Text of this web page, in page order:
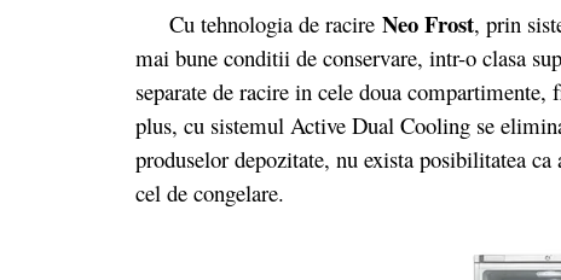
Cu tehnologia de racire Neo Frost, prin
mai bune conditii de conservare, intr-o clasa
separate de racire in cele doua
plus, cu sistemul Active Dual Cooling se
produselor depozitate, nu exista posibilitatea
cel de congelare.